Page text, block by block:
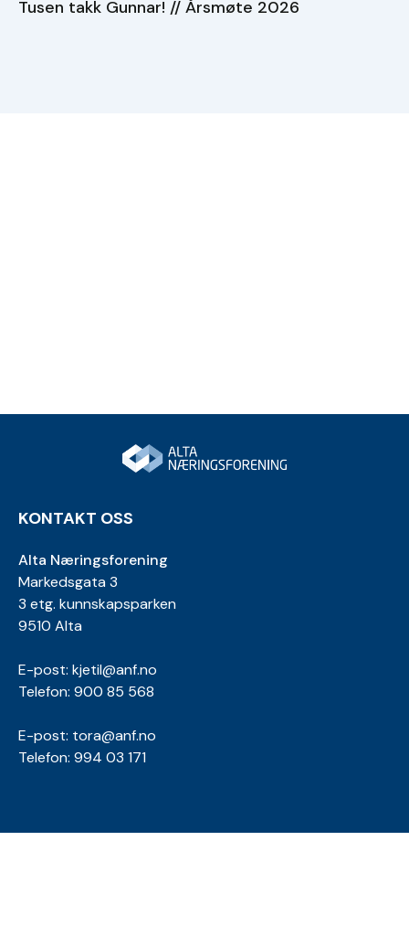
Tusen takk Gunnar! // Årsmøte 2026
KONTAKT OSS
Alta Næringsforening
Markedsgata 3
3 etg. kunnskapsparken
9510 Alta
E-post: kjetil@anf.no
Telefon: 900 85 568
E-post: tora@anf.no
Telefon: 994 03 171